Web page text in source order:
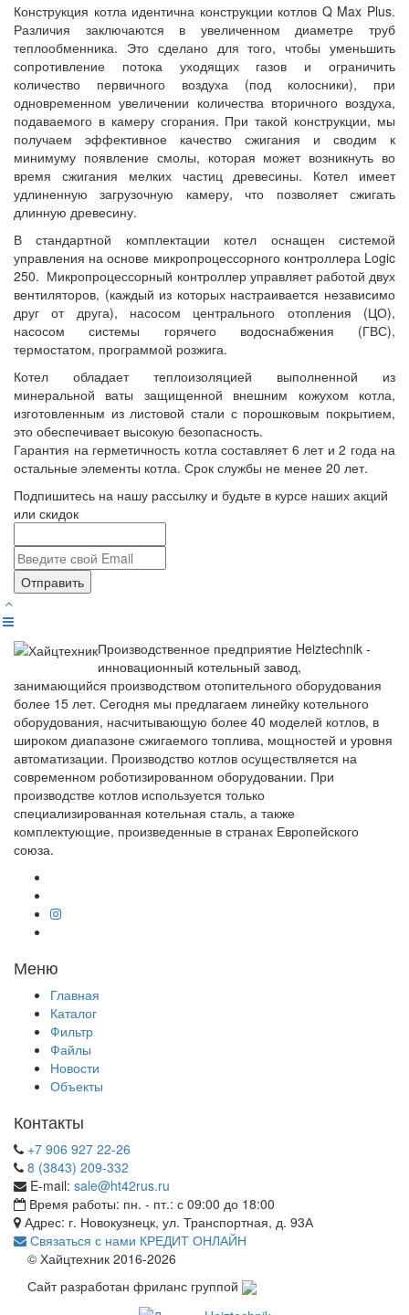
Конструкция котла идентична конструкции котлов Q Max Plus.
Различия заключаются в увеличенном диаметре труб
теплообменника. Это сделано для того, чтобы уменьшить
сопротивление потока уходящих газов и ограничить
количество первичного воздуха (под колосники), при
одновременном увеличении количества вторичного воздуха,
подаваемого в камеру сгорания. При такой конструкции, мы
получаем эффективное качество сжигания и сводим к
минимуму появление смолы, которая может возникнуть во
время сжигания мелких частиц древесины. Котел имеет
удлиненную загрузочную камеру, что позволяет сжигать
длинную древесину.
В стандартной комплектации котел оснащен системой
управления на основе микропроцессорного контроллера Logic
250. Микропроцессорный контроллер управляет работой двух
вентиляторов, (каждый из которых настраивается независимо
друг от друга), насосом центрального отопления (ЦО),
насосом системы горячего водоснабжения (ГВС),
термостатом, программой розжига.
Котел обладает теплоизоляцией выполненной из
минеральной ваты защищенной внешним кожухом котла,
изготовленным из листовой стали с порошковым покрытием,
это обеспечивает высокую безопасность.
Гарантия на герметичность котла составляет 6 лет и 2 года на
остальные элементы котла. Срок службы не менее 20 лет.
Подпишитесь на нашу рассылку и будьте в курсе наших акций
или скидок
Отправить
Производственное предприятие Heiztechnik -
инновационный котельный завод,
занимающийся производством отопительного оборудования
более 15 лет. Сегодня мы предлагаем линейку котельного
оборудования, насчитывающую более 40 моделей котлов, в
широком диапазоне сжигаемого топлива, мощностей и уровня
автоматизации. Производство котлов осуществляется на
современном роботизированном оборудовании. При
производстве котлов используется только
специализированная котельная сталь, а также
комплектующие, произведенные в странах Европейского
союза.
Меню
Главная
Каталог
Фильтр
Файлы
Новости
Объекты
Контакты
+7 906 927 22-26
8 (3843) 209-332
E-mail: sale@ht42rus.ru
Время работы: пн. - пт.: с 09:00 до 18:00
Адрес: г. Новокузнецк, ул. Транспортная, д. 93А
Связаться с нами КРЕДИТ ОНЛАЙН
© Хайцтехник 2016-2026
Сайт разработан фриланс группой